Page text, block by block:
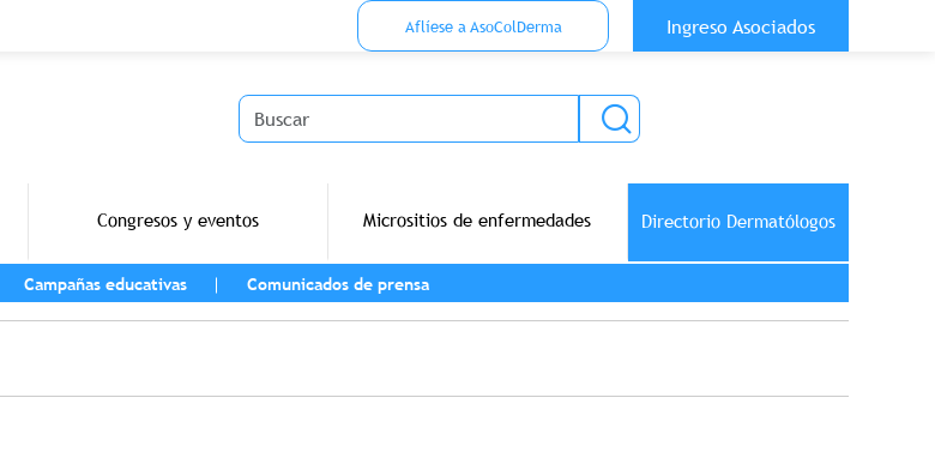
Menu Top Anónimo
Aflíese a AsoColDerma
Ingreso Asociados
Buscar
Congresos y eventos Micrositios de enfermedades Directorio Dermatólogos
Campañas educativas Comunicados de prensa